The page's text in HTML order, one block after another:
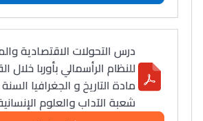
دليل التوجيه
التوجيه بالثانوي و الإعدادي
درس التحولات الاقتصادية
مادة التاريخ و الجغرافيا السنة
شعبة الآداب والعلوم